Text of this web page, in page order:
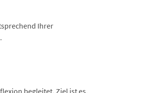
Ihrer
begleitet. Ziel ist es,